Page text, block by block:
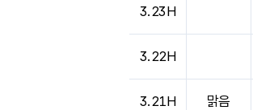
3.23H
3.22H
3.21H 맑음